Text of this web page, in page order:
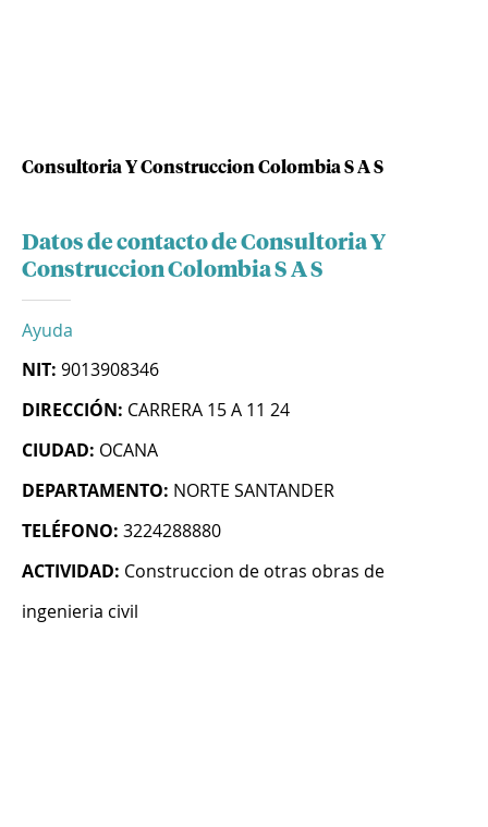
Consultoria Y Construccion Colombia S A S
Datos de contacto de Consultoria Y
Construccion Colombia S A S
Ayuda
NIT: 9013908346
DIRECCIÓN: CARRERA 15 A 11 24
CIUDAD: OCANA
DEPARTAMENTO: NORTE SANTANDER
TELÉFONO: 3224288880
ACTIVIDAD: Construccion de otras obras de
ingenieria civil